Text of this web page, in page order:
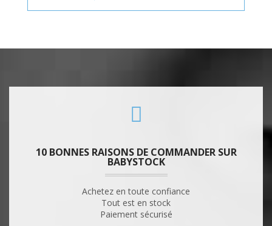
10 BONNES RAISONS DE COMMANDER SUR
BABYSTOCK
Achetez en toute confiance
Tout est en stock
Paiement sécurisé